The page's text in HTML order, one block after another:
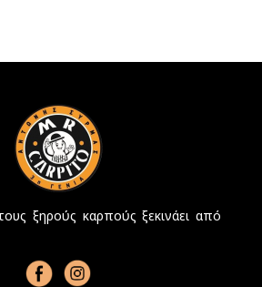
ξηρούς καρπούς ξεκινάει από